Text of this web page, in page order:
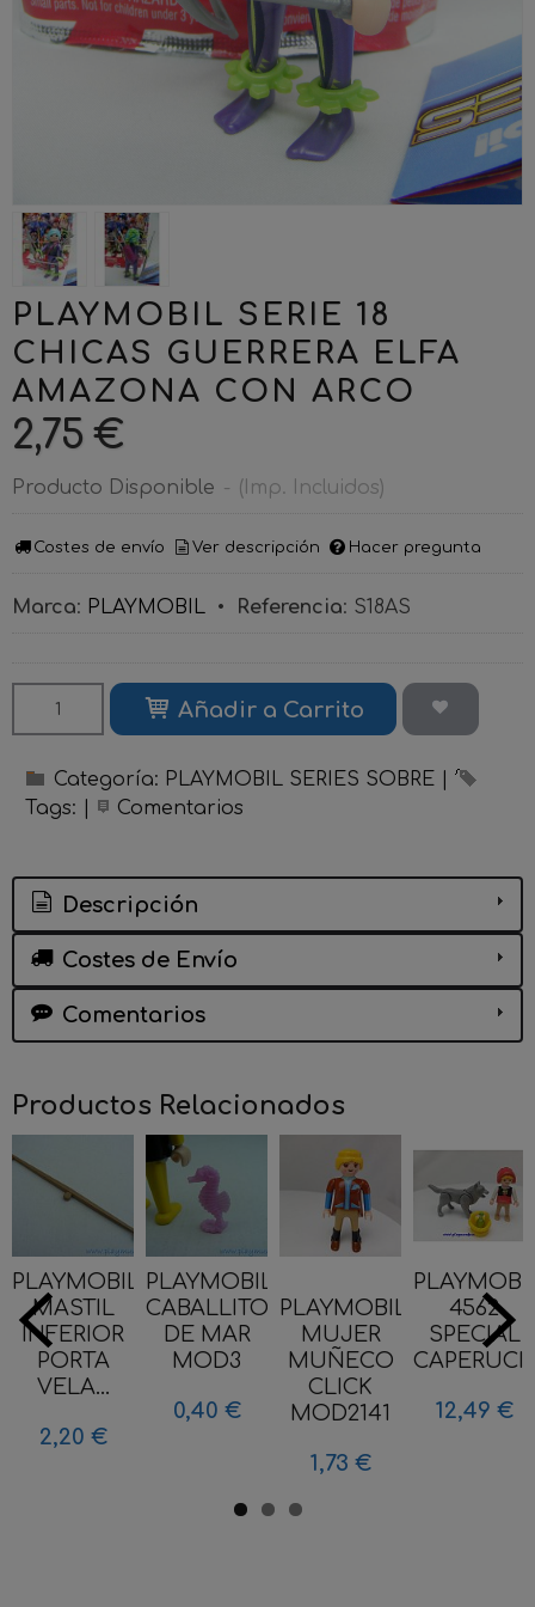
PLAYMOBIL SERIE 18
CHICAS GUERRERA ELFA
AMAZONA CON ARCO
2,75 €
Producto Disponible - (Imp. Incluidos)
Costes de envío Ver descripción Hacer pregunta
Marca: PLAYMOBIL • Referencia: S18AS
Añadir a Carrito
Categoría: PLAYMOBIL SERIES SOBRE
Tags:
Comentarios
Descripción
Costes de Envío
Comentarios
Productos Relacionados
PLAYMOBIL
MASTIL
INFERIOR
PORTA
VELA...
2,20 €
PLAYMOBIL
CABALLITO
DE MAR
MOD3
0,40 €
PLAYMOBIL
MUJER
MUÑECO
CLICK
MOD2141
1,73 €
4562
SPECIAL
12,49 €